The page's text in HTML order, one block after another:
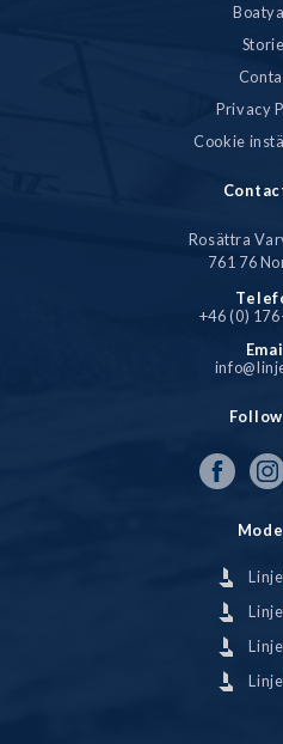
Privacy
Cookie
Rosättra
761 76
+46 (0)